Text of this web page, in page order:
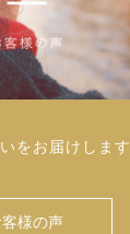
をお届けします
様の声